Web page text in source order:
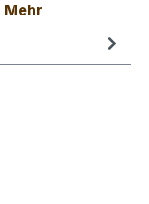
Mehr